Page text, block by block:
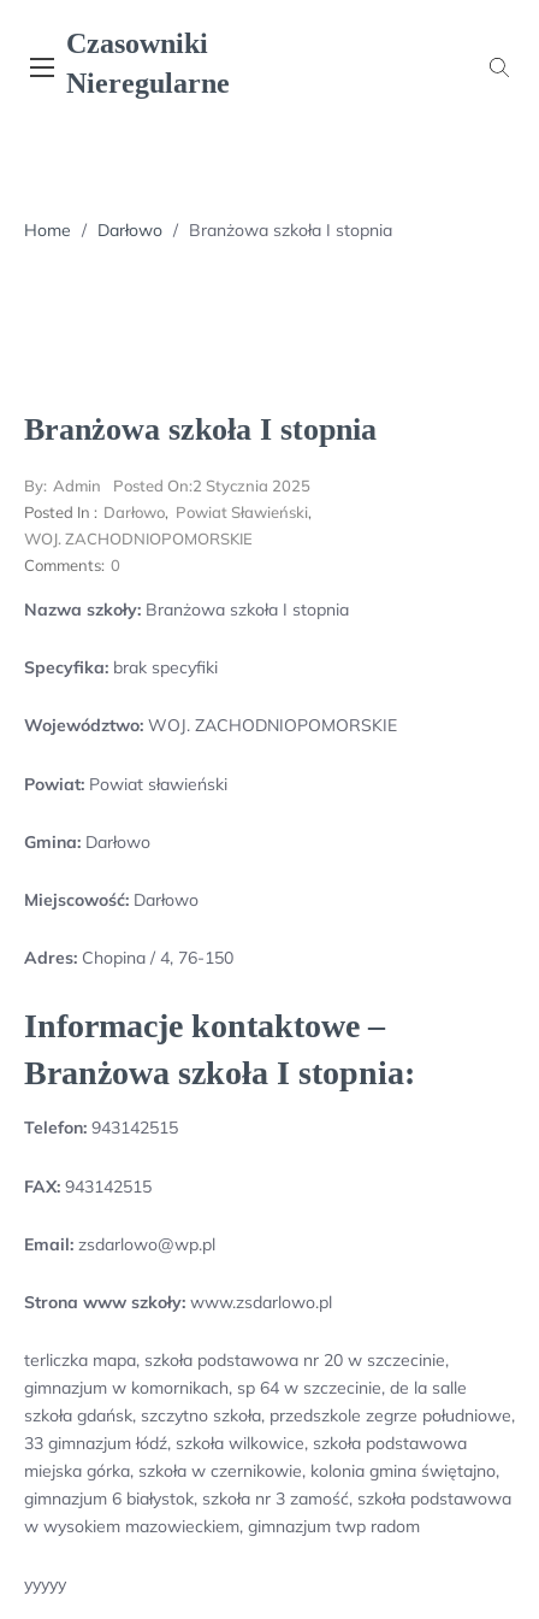
content
Czasowniki
Nieregularne
Home / Darłowo / Branżowa szkoła I stopnia
Branżowa szkoła I stopnia
By: Admin Posted On:2 Stycznia 2025
Posted In : Darłowo, Powiat Sławieński,
WOJ. ZACHODNIOPOMORSKIE
Comments: 0
Nazwa szkoły: Branżowa szkoła I stopnia
Specyfika: brak specyfiki
Województwo: WOJ. ZACHODNIOPOMORSKIE
Powiat: Powiat sławieński
Gmina: Darłowo
Miejscowość: Darłowo
Adres: Chopina / 4, 76-150
Informacje kontaktowe –
Branżowa szkoła I stopnia:
Telefon: 943142515
FAX: 943142515
Email: zsdarlowo@wp.pl
Strona www szkoły: www.zsdarlowo.pl
terliczka mapa, szkoła podstawowa nr 20 w szczecinie,
gimnazjum w komornikach, sp 64 w szczecinie, de la salle
szkoła gdańsk, szczytno szkoła, przedszkole zegrze południowe,
33 gimnazjum łódź, szkoła wilkowice, szkoła podstawowa
miejska górka, szkoła w czernikowie, kolonia gmina świętajno,
gimnazjum 6 białystok, szkoła nr 3 zamość, szkoła podstawowa
w wysokiem mazowieckiem, gimnazjum twp radom
yyyyy